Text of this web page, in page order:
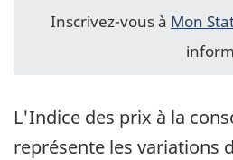
Inscrivez-vous à Mon
L'Indice des prix à la
représente les variations